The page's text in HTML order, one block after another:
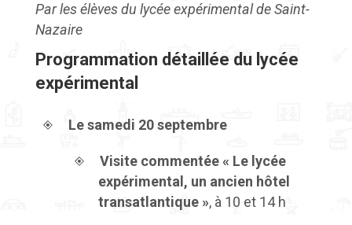
Par les élèves du lycée expérimental de Saint-
Nazaire
Programmation détaillée du lycée
expérimental
Le samedi 20 septembre
Visite commentée « Le lycée
expérimental, un ancien hôtel
transatlantique », à 10 et 14 h